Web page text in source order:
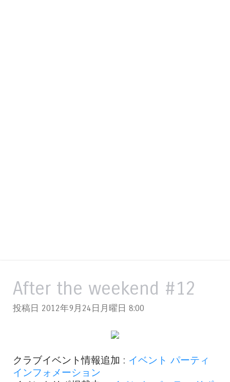
After the weekend #12
投稿日 2012年9月24日月曜日 8:00
クラブイベント情報追加 : イベント パーティ
インフォメーション